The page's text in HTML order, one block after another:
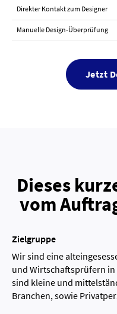
Direkter Kontakt zum Designer
Manuelle Design-Überprüfung
Jetzt
Dieses
vom
Zielgruppe
Wir sind eine
und Wirtschaftsprüfern in
sind kleine und
Branchen, sowie